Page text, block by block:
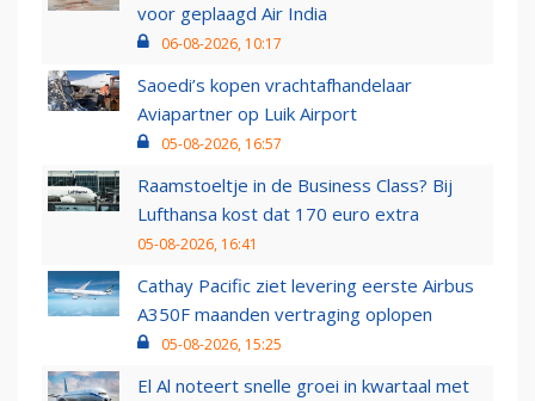
voor geplaagd Air India
06-08-2026, 10:17
Saoedi’s kopen vrachtafhandelaar
Aviapartner op Luik Airport
05-08-2026, 16:57
Raamstoeltje in de Business Class? Bij
Lufthansa kost dat 170 euro extra
05-08-2026, 16:41
Cathay Pacific ziet levering eerste Airbus
A350F maanden vertraging oplopen
05-08-2026, 15:25
El Al noteert snelle groei in kwartaal met